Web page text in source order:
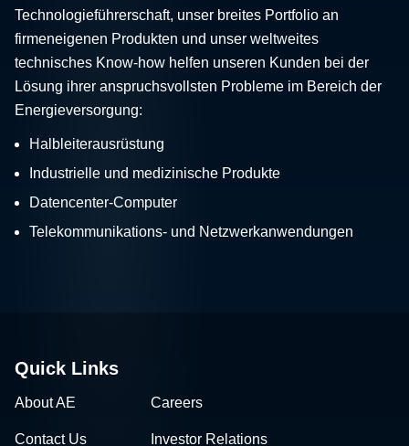
Technologieführerschaft, unser breites Portfolio an
firmeneigenen Produkten und unser weltweites
technisches Know-how helfen unseren Kunden bei der
Lösung ihrer anspruchsvollsten Probleme im Bereich der
Energieversorgung:
Halbleiterausrüstung
Industrielle und medizinische Produkte
Datencenter-Computer
Telekommunikations- und Netzwerkanwendungen
Quick Links
About AE Careers
Contact Us Investor Relations